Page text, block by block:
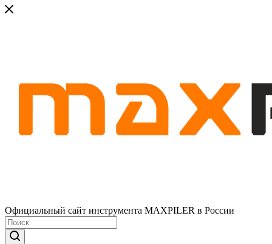
Официальный сайт инструмента MAXPILER в России